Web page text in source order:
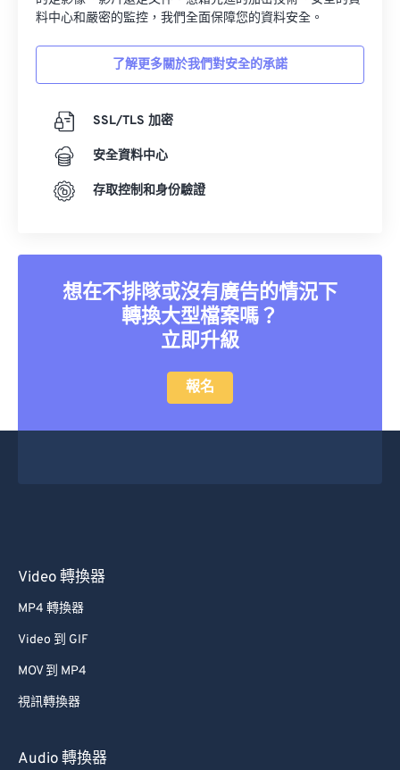
料中心和嚴密的監控，我們全面保障您的資料安全。
了解更多關於我們對安全的承諾
SSL/TLS 加密
安全資料中心
存取控制和身份驗證
想在不排隊或沒有廣告的情況下
轉換大型檔案嗎？
立即升級
報名
Video 轉換器
MP4 轉換器
Video 到 GIF
MOV 到 MP4
視訊轉換器
Audio 轉換器